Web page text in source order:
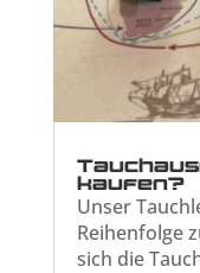
kaufen?
Unser
Reihenfolge
sich die